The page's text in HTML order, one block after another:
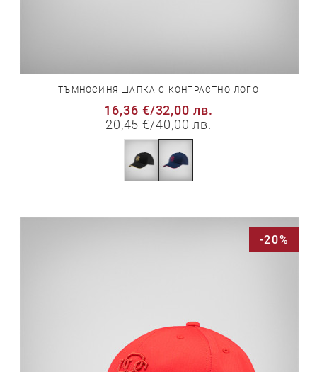
ТЪМНОСИНЯ ШАПКА С КОНТРАСТНО ЛОГО
16,36 €/32,00 лв.
20,45 €/40,00 лв.
-20%